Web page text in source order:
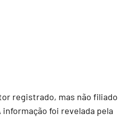
registrado, mas não filiado
foi revelada pela